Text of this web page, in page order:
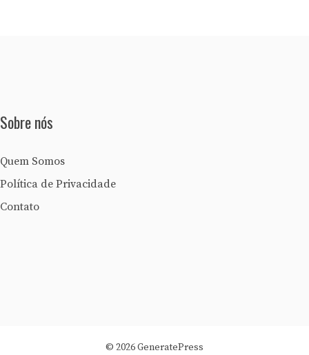
Sobre nós
Quem Somos
Política de Privacidade
Contato
© 2026 GeneratePress